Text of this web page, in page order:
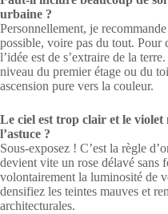
urbaine ?
Personnellement, je
possible, voire pas du tout. Pour
l’idée est de s’extraire de la
niveau du premier étage ou du
ascension pure vers la couleur.
Le ciel est trop clair et le violet
l’astuce ?
Sous-exposez ! C’est la règle
devient vite un rose délavé sans
volontairement la luminosité de
densifiez les teintes mauves et
architecturales.